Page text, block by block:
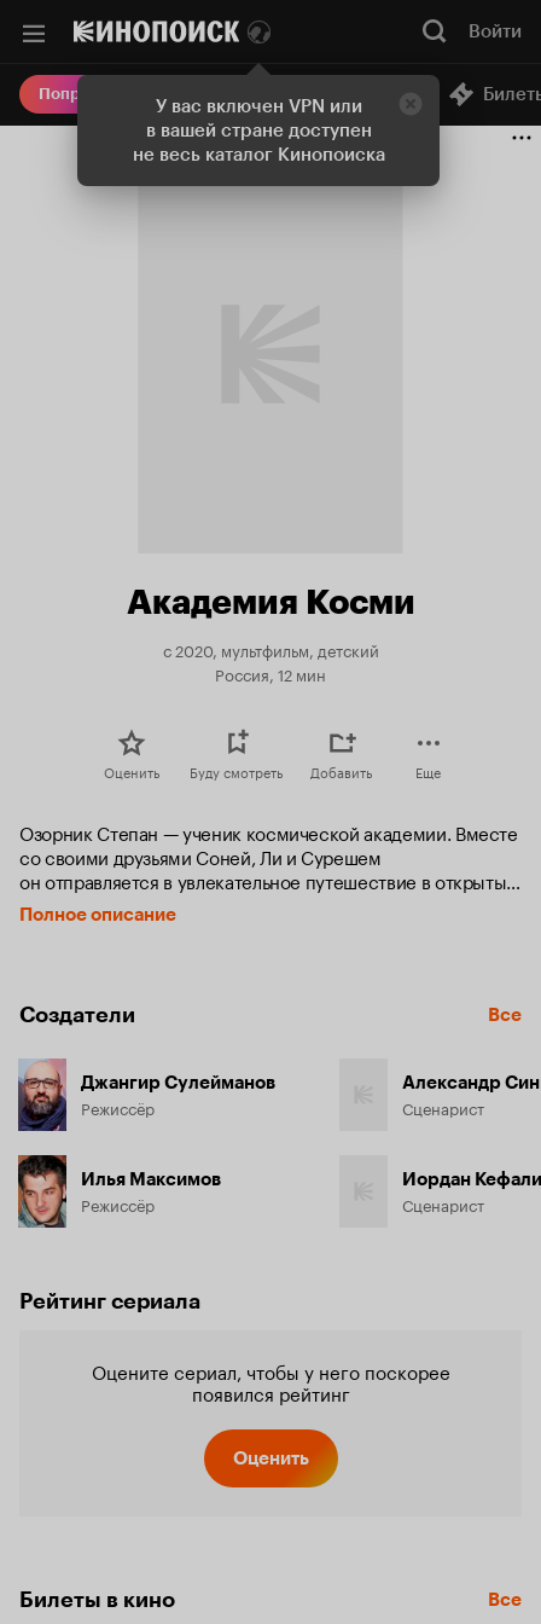
У вас включен VPN или
в вашей стране доступен
не весь каталог Кинопоиска
Войти
Попробовать Плюс Онлайн-кинотеатр
Академия Косми
с 2020, мультфильм, детский
Россия, 12 мин
Оценить Буду смотреть Добавить Еще
Озорник Степан — ученик космической академии. Вместе
со своими друзьями Соней, Ли и Сурешем
он отправляется в увлекательное путешествие в открытый
космос, где его ждут межпланетные экспедиции, новые
открытия, а также невероятные достижения.
Полное описание
Создатели Все
Джангир Сулейманов
Режиссёр
Илья Максимов
Режиссёр
Александр
Сценарист
Иордан
Сценарист
Рейтинг сериала
Оцените сериал, чтобы у него поскорее
появился рейтинг
Оценить
Билеты в кино Все